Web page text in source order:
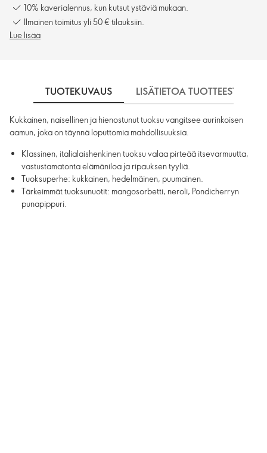
10% kaverialennus, kun kutsut ystäviä mukaan.
Ilmainen toimitus yli 50 € tilauksiin.
Lue lisää
TUOTEKUVAUS LISÄTIETOA TUOTTEESTA
Kukkainen, naisellinen ja hienostunut tuoksu vangitsee aurinkoisen
aamun, joka on täynnä loputtomia mahdollisuuksia.
Klassinen, italialaishenkinen tuoksu valaa pirteää itsevarmuutta,
vastustamatonta elämäniloa ja ripauksen tyyliä.
Tuoksuperhe: kukkainen, hedelmäinen, puumainen.
Tärkeimmät tuoksunuotit: mangosorbetti, neroli, Pondicherryn
punapippuri.